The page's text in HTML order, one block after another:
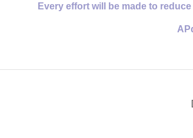
Every effort will be made to